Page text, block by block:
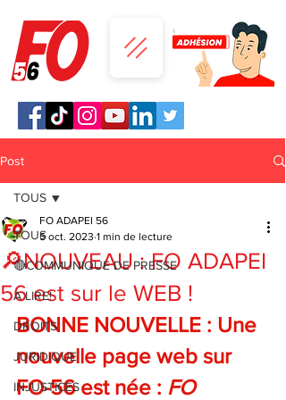
Post
TOUS
🔴COMMUNIQUE DE PRESSE
A LIRE!
DROITS
JURIDIQUE
INJUSTICES
TOUS
🔎NOUVEAU : FO ADAPEI
56 est sur le WEB !
FO ADAPEI 56
5 oct. 2023 1 min de lecture
BONNE NOUVELLE : Une
nouvelle page web sur
FO-56 est née : FO